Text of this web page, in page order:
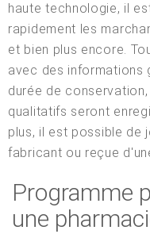
haute technologie, il
rapidement les
et bien plus encore.
avec des informations
durée de
qualitatifs seront
plus, il est possible de
fabricant ou reçue
Programme
une